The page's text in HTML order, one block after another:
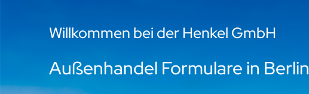
Willkommen bei der Henkel GmbH
Außenhandel Formulare in Berlin